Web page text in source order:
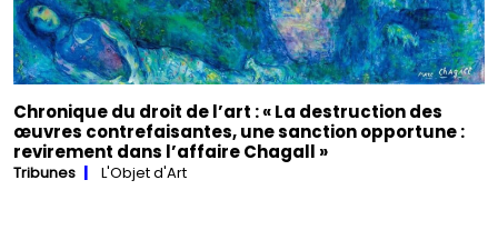
Chronique du droit de l’art : « La destruction des
œuvres contrefaisantes, une sanction opportune :
revirement dans l’affaire Chagall »
Tribunes L'Objet d'Art